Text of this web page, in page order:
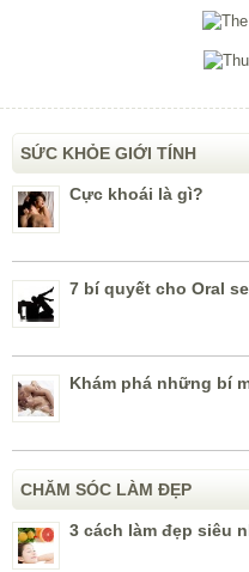
SỨC KHỎE GIỚI TÍNH
Cực khoái là gì?
7 bí quyết cho Oral
Khám phá những bí
CHĂM SÓC LÀM ĐẸP
3 cách làm đẹp siêu